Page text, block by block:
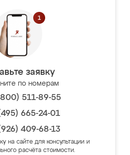
заявку
по номерам
511-89-55
665-24-01
409-68-13
на сайте для консультации и
расчёта стоимости.